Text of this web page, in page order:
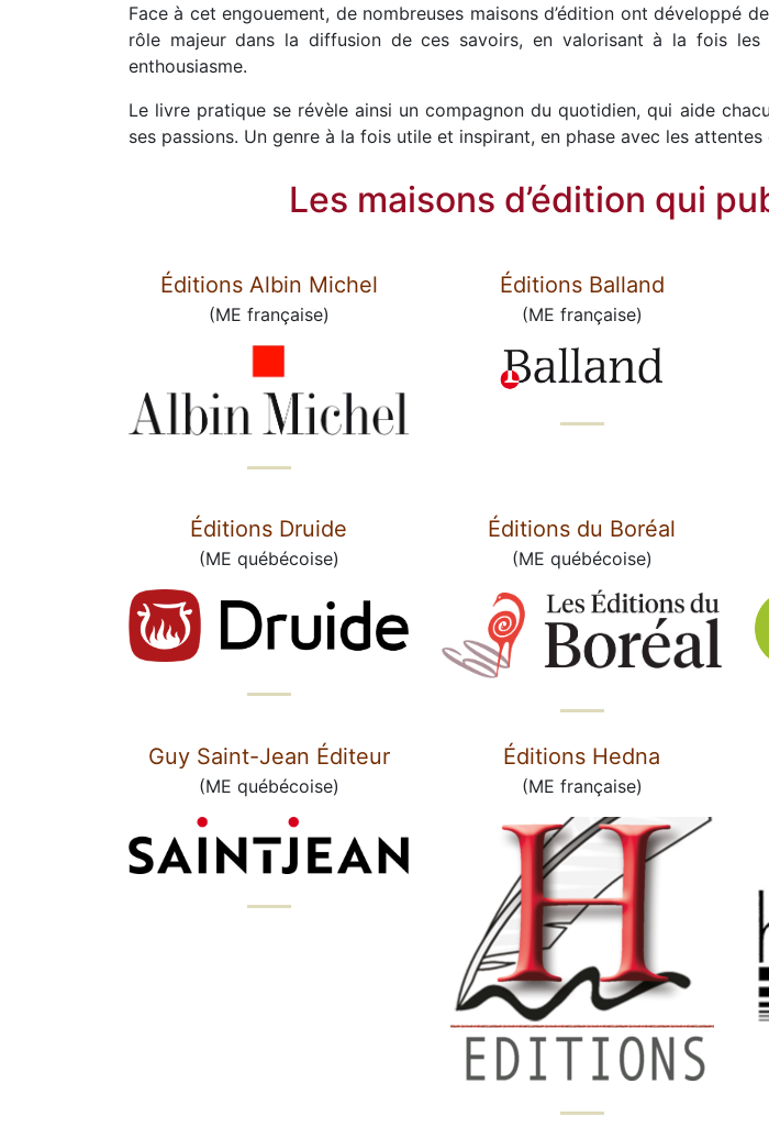
Face à cet engouement, de nombreuses maisons d’édition ont développé
rôle majeur dans la diffusion de ces savoirs, en valorisant à la fois
enthousiasme.
Le livre pratique se révèle ainsi un compagnon du quotidien, qui aide
ses passions. Un genre à la fois utile et inspirant, en phase avec les
Les maisons d’édition qui
Éditions Albin Michel
(ME française)
Éditions Balland
(ME française)
Éditions Druide
(ME québécoise)
Éditions du Boréal
(ME québécoise)
Guy Saint-Jean Éditeur
(ME québécoise)
Éditions Hedna
(ME française)